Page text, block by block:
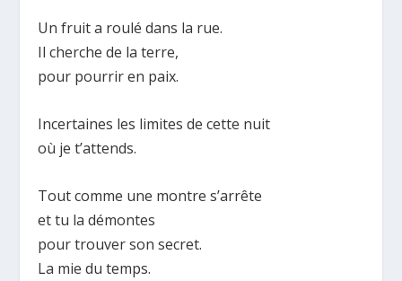
Un fruit a roulé dans la rue.
Il cherche de la terre,
pour pourrir en paix.
Incertaines les limites de cette nuit
où je t’attends.
Tout comme une montre s’arrête
et tu la démontes
pour trouver son secret.
La mie du temps.